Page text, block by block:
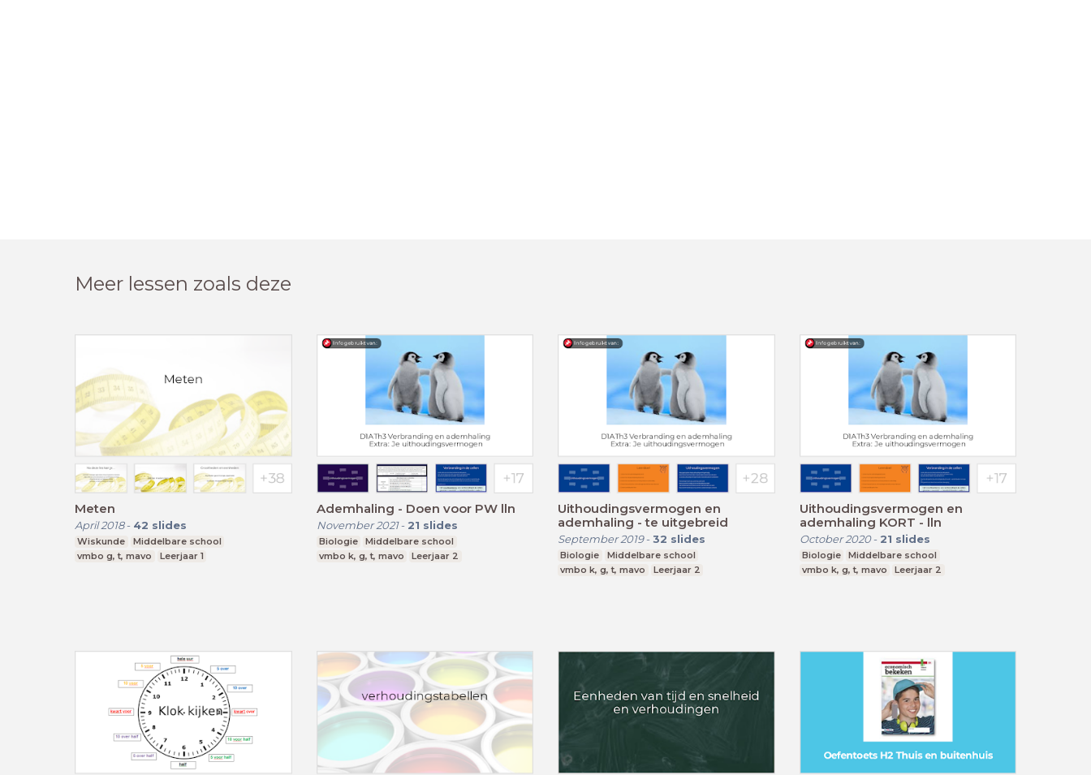
Meer lessen zoals deze
Meten
April 2018- 42 slides
Wiskunde
Middelbare school
vmbo g, t, mavo
Leerjaar 1
Ademhaling - Doen voor PW lln
November 2021- 21 slides
Biologie
Middelbare school
vmbo k, g, t, mavo
Leerjaar 2
Uithoudingsvermogen en
ademhaling - te uitgebreid
September 2019- 32 slides
Biologie
Middelbare school
vmbo k, g, t, mavo
Leerjaar 2
Uithoudingsvermogen en
ademhaling KORT - lln
October 2020- 21 slides
Biologie
Middelbare school
vmbo k, g, t, mavo
Leerjaar 2